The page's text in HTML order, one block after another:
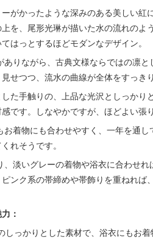
がかったような深みのある美しい紅
を、尾形光琳が描いた水の流れの
はっとするほどモダンなデザイン。
ありながら、古典文様ならではの凛
せつつ、流水の曲線が全体をすっき
した手触りの、上品な光沢としっかり
です。しなやかですが、ほどよい張
お着物にも合わせやすく、一年を通
れそうです。
、淡いグレーの着物や浴衣に合わせ
ンク系の帯締めや帯飾りを重ねれ
：
しっかりとした素材で、浴衣にもお